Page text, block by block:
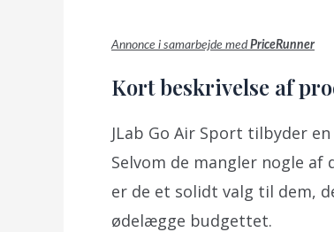
Annonce i samarbejde med PriceRunner
Kort beskrivelse af
JLab Go Air Sport tilbyder
Selvom de mangler nogle
er de et solidt valg til dem,
ødelægge budgettet.